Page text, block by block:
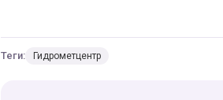
Теги: Гидрометцентр